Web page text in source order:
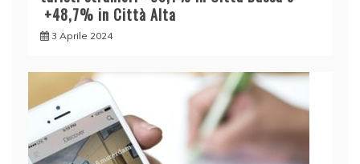
+48,7% in Città Alta
3 Aprile 2024